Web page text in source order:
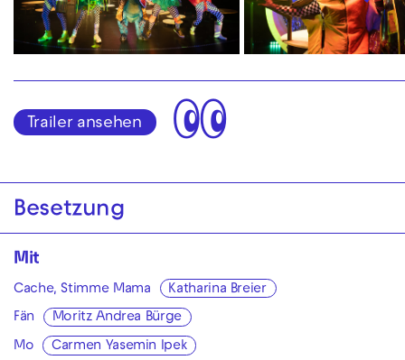
Trailer ansehen 👀
Besetzung
Mit
Cache, Stimme Mama Katharina Breier
Fän Moritz Andrea Bürge
Mo Carmen Yasemin Ipek